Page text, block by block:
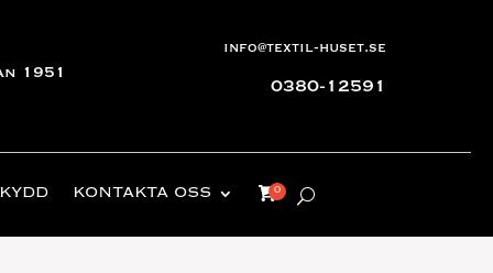
1951
info@textil-huset.se
0380-12591
KONTAKTA OSS